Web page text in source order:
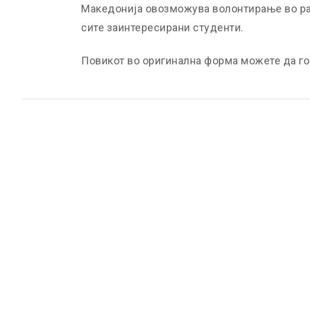
Македонија овозможува волонтирање во
сите заинтересирани студенти.
Повикот во оригинална форма можете да го